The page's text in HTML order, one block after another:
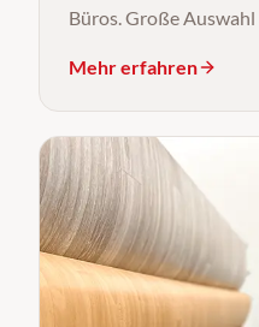
Büros. Große
Mehr erfahren